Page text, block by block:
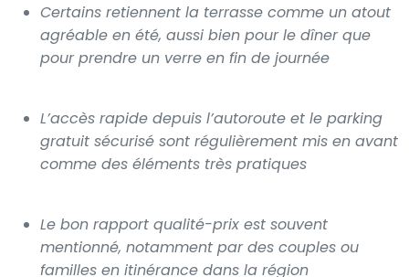
Certains retiennent la terrasse comme un atout
agréable en été, aussi bien pour le dîner que
pour prendre un verre en fin de journée
L’accès rapide depuis l’autoroute et le parking
gratuit sécurisé sont régulièrement mis en avant
comme des éléments très pratiques
Le bon rapport qualité-prix est souvent
mentionné, notamment par des couples ou
familles en itinérance dans la région